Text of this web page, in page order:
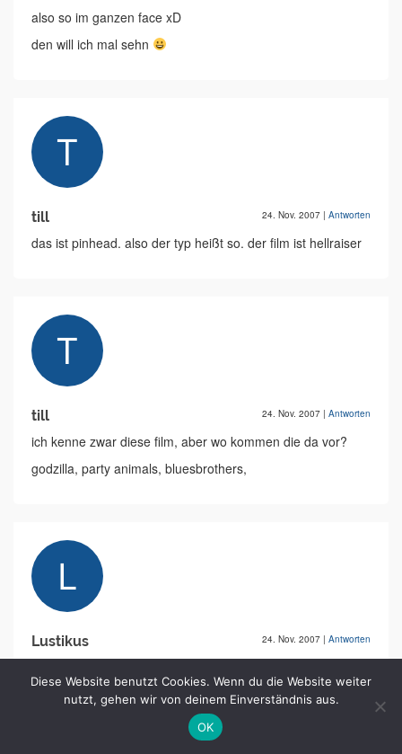
also so im ganzen face xD
den will ich mal sehn
till 24. Nov. 2007 | Antworten
das ist pinhead. also der typ heißt so. der film ist hellraiser
till 24. Nov. 2007 | Antworten
ich kenne zwar diese film, aber wo kommen die da vor?
godzilla, party animals, bluesbrothers,
Lustikus 24. Nov. 2007 | Antworten
vor allem viel arbeit, die ganzen filme
zusammenzuschneiden...
und die meisten filme kennt man daraus und die sind genial
Diese Website benutzt Cookies. Wenn du die Website weiter
nutzt, gehen wir von deinem Einverständnis aus.
OK